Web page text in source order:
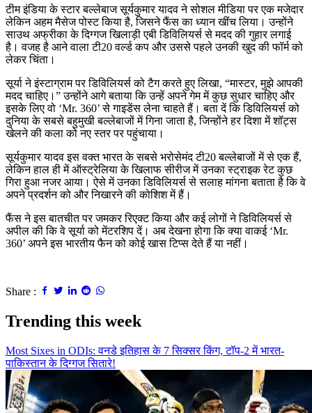
टीम इंडिया के स्टार बल्लेबाज सूर्यकुमार यादव ने सोशल मीडिया पर एक मजेदार
लेकिन अहम मैसेज पोस्ट किया है, जिसने फैंस का ध्यान खींच लिया। उन्होंने
साउथ अफ्रीका के दिग्गज खिलाड़ी एबी डिविलियर्स से मदद की गुहार लगाई
है। वजह है आने वाला टी20 वर्ल्ड कप और उससे पहले उनकी खुद की फॉर्म को
लेकर चिंता।
सूर्या ने इंस्टाग्राम पर डिविलियर्स को टैग करते हुए लिखा, “मास्टर, मुझे आपकी
मदद चाहिए।” उन्होंने आगे बताया कि उन्हें अपने गेम में कुछ सुधार चाहिए और
इसके लिए वो ‘Mr. 360’ से गाइडेंस लेना चाहते हैं। बता दें कि डिविलियर्स को
दुनिया के सबसे बहुमुखी बल्लेबाजों में गिना जाता है, जिन्होंने हर दिशा में शॉट्स
खेलने की कला को नए स्तर पर पहुंचाया।
सूर्यकुमार यादव इस वक्त भारत के सबसे भरोसेमंद टी20 बल्लेबाजों में से एक हैं,
लेकिन हाल ही में ऑस्ट्रेलिया के खिलाफ सीरीज में उनका स्ट्राइक रेट कुछ
गिरा हुआ नजर आया। ऐसे में उनका डिविलियर्स से सलाह मांगना बताता है कि वे
अपने प्रदर्शन को और निखारने की कोशिश में हैं।
फैंस ने इस बातचीत पर जमकर रिएक्ट किया और कई लोगों ने डिविलियर्स से
अपील की कि वे सूर्या को मेंटरशिप दें। अब देखना होगा कि क्या वाकई ‘Mr.
360’ अपने इस भारतीय फैन को कोई खास टिप्स देते हैं या नहीं।
Share :
Trending this week
Most Sixes in ODIs: वनडे इतिहास के 7 सिक्सर किंग, टॉप-2 में भारत-
पाकिस्तान के दिग्गज सितारे!